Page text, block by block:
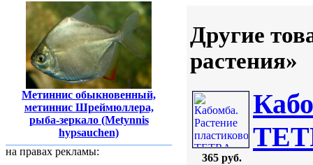
Метиннис обыкновенный,
метиннис Шреймюллера,
рыба-зеркало (Metynnis
hypsauchen)
на правах рекламы:
Другие
растения»
365 руб.